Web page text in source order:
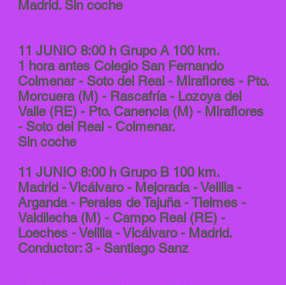
Madrid. Sin coche
11 JUNIO 8:00 h Grupo A 100 km.
1 hora antes Colegio San Fernando
Colmenar - Soto del Real - Miraflores - Pto.
Morcuera (M) - Rascafría - Lozoya del
Valle (RE) - Pto. Canencia (M) - Miraflores
- Soto del Real - Colmenar.
Sin coche
11 JUNIO 8:00 h Grupo B 100 km.
Madrid - Vicálvaro - Mejorada - Velilla -
Arganda - Perales de Tajuña - Tielmes -
Valdilecha (M) - Campo Real (RE) -
Loeches - Velilla - Vicálvaro - Madrid.
Conductor: 3 - Santiago Sanz